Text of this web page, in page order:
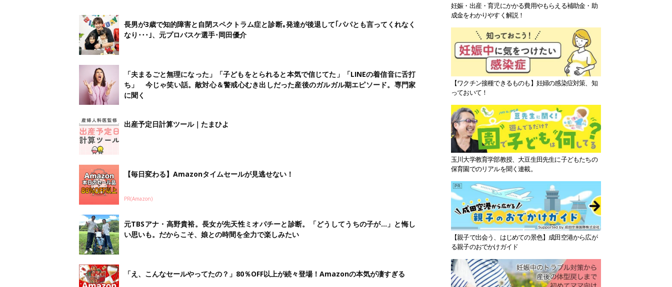
長男が3歳で知的障害と自閉スペクトラム症と診断｡発達が後退して｢パパとも言ってくれなく
なり･･･｣、元プロバスケ選手･岡田優介
「夫まるごと無理になった」「子どもをとられると本気で信じてた」「LINEの着信音に舌打
ち」 今じゃ笑い話。敵対心＆警戒心むき出しだった産後のガルガル期エピソード。専門家
に聞く
出産予定日計算ツール｜たまひよ
【毎日変わる】Amazonタイムセールが見逃せない！
PR(Amazon)
元TBSアナ・高野貴裕。長女が先天性ミオパチーと診断。「どうしてうちの子が…」と悔し
い思いも。だからこそ、娘との時間を全力で楽しみたい
「え、こんなセールやってたの？」80％OFF以上が続々登場！Amazonの本気が凄すぎる
妊娠・出産・育児にかかる費用やもらえる補助金・助
成金をわかりやすく解説！
【ワクチン接種できるものも】妊婦の感染症対策、知
っておいて！
玉川大学教育学部教授、大豆生田先生に子どもたちの
保育園でのリアルを聞く連載。
【親子で出会う、はじめての景色】成田空港から広が
る親子のおでかけガイド